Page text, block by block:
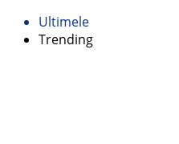
Ultimele
Trending